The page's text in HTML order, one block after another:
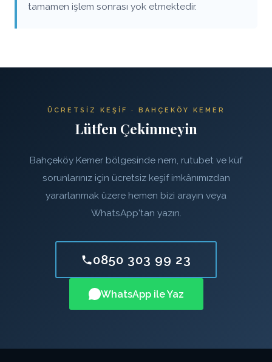
tamamen işlem sonrası yok etmektedir.
ÜCRETSIZ KEŞIF · BAHÇEKÖY KEMER
Lütfen Çekinmeyin
Bahçeköy Kemer bölgesinde nem, rutubet ve küf
sorunlarınız için ücretsiz keşif imkânımızdan
yararlanmak üzere hemen bizi arayın veya
WhatsApp'tan yazın.
0850 303 99 23
WhatsApp ile Yaz